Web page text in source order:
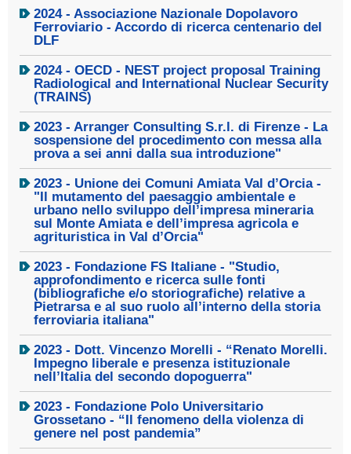
2024 - Associazione Nazionale Dopolavoro
Ferroviario - Accordo di ricerca centenario del
DLF
2024 - OECD - NEST project proposal Training
Radiological and International Nuclear Security
(TRAINS)
2023 - Arranger Consulting S.r.l. di Firenze - La
sospensione del procedimento con messa alla
prova a sei anni dalla sua introduzione"
2023 - Unione dei Comuni Amiata Val d’Orcia -
"Il mutamento del paesaggio ambientale e
urbano nello sviluppo dell’impresa mineraria
sul Monte Amiata e dell’impresa agricola e
agrituristica in Val d’Orcia"
2023 - Fondazione FS Italiane - "Studio,
approfondimento e ricerca sulle fonti
(bibliografiche e/o storiografiche) relative a
Pietrarsa e al suo ruolo all’interno della storia
ferroviaria italiana"
2023 - Dott. Vincenzo Morelli - “Renato Morelli.
Impegno liberale e presenza istituzionale
nell’Italia del secondo dopoguerra"
2023 - Fondazione Polo Universitario
Grossetano - “Il fenomeno della violenza di
genere nel post pandemia”